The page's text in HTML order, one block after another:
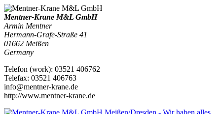
Mentner-Krane M&L GmbH
Armin Mentner
Hermann-Grafe-Straße 41
01662 Meißen
Germany
Telefon (work): 03521 406762
Telefax: 03521 406763
info@mentner-krane.de
http://www.mentner-krane.de